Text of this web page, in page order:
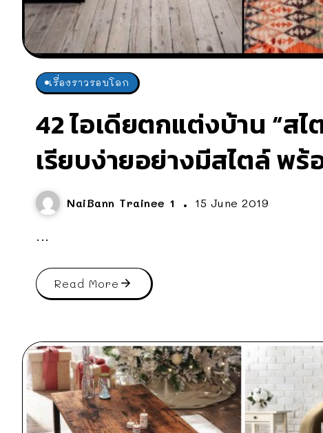
เรื่องราวรอบโลก
42 ไอเดียตกแต่งบ้าน “ส
เรียบง่ายอย่างมีสไตล์ พร้
NaiBann Trainee 1 15 June 2019
...
Read More